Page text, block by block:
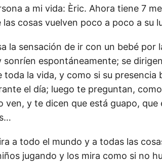
a mi vida: Èric. Ahora tiene 7
cosas vuelven poco a poco a su
la sensación de ir con un bebé por
sonríen espontáneamente; se
la vida, y como si su presencia
el día; luego te preguntan,
ven, y te dicen que está guapo, que
a todo el mundo y a todas las
jugando y los mira como si no